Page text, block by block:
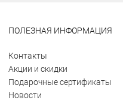
ПОЛЕЗНАЯ ИНФОРМАЦИЯ
Контакты
Акции и скидки
Подарочные сертификаты
Новости